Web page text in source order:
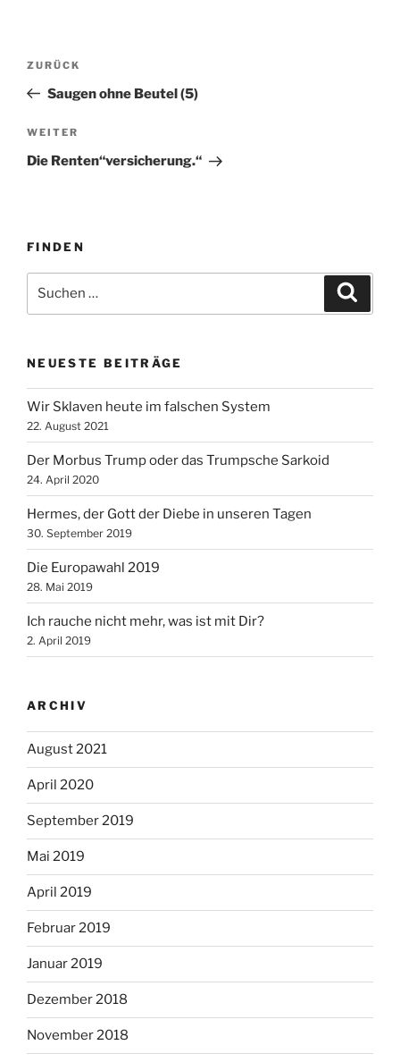
Beitragsnavigation
Vorheriger
Beitrag
ZURÜCK
Saugen ohne Beutel (5)
Nächster
Beitrag
WEITER
Die Renten“versicherung.“
FINDEN
nach:
NEUESTE BEITRÄGE
Wir Sklaven heute im falschen System
22. August 2021
Der Morbus Trump oder das Trumpsche Sarkoid
24. April 2020
Hermes, der Gott der Diebe in unseren Tagen
30. September 2019
Die Europawahl 2019
28. Mai 2019
Ich rauche nicht mehr, was ist mit Dir?
2. April 2019
ARCHIV
August 2021
April 2020
September 2019
Mai 2019
April 2019
Februar 2019
Januar 2019
Dezember 2018
November 2018